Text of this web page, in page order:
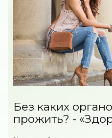
Без каких
прожить? -